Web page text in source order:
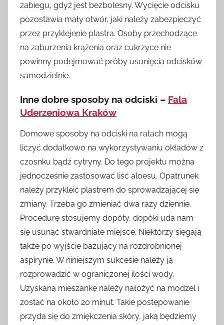
zabiegu, gdyż jest bezbolesny. Wycięcie odcisku
pozostawia mały otwór, jaki należy zabezpieczyć
przez przyklejenie plastra. Osoby przechodzące
na zaburzenia krążenia oraz cukrzyce nie
powinny podejmować próby usunięcia odcisków
samodzielnie.
Inne dobre sposoby na odciski – Fala
Uderzeniowa Kraków
Domowe sposoby na odciski na ratach mogą
liczyć dodatkowo na wykorzystywaniu okładów z
czosnku bądź cytryny. Do tego projektu można
jednocześnie zastosować liść aloesu. Opatrunek
należy przykleić plastrem do sprowadzającej się
zmiany. Trzeba go zmieniać dwa razy dziennie.
Procedurę stosujemy dopóty, dopóki uda nam
się usunąć stwardniałe miejsce. Niektórzy sięgają
także po wyjście bazujący na rozdrobnionej
aspirynie. W niniejszym sukcesie należy ją
rozprowadzić w ograniczonej ilości wody.
Uzyskaną mieszankę należy nałożyć na modzel i
zostać na około 20 minut. Takie postępowanie
przyda się do zmiękczenia skóry, jaką będziemy